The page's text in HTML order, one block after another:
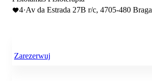
4·Av da Estrada 27B r/c, 4705-480 Braga
Zarezerwuj